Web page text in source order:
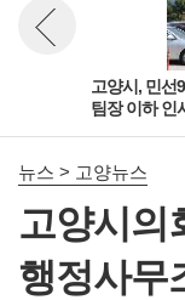
고양시, 민선
팀장 이하 인
뉴스 이전보기
뉴스 > 고양뉴스
고양시의
행정사무